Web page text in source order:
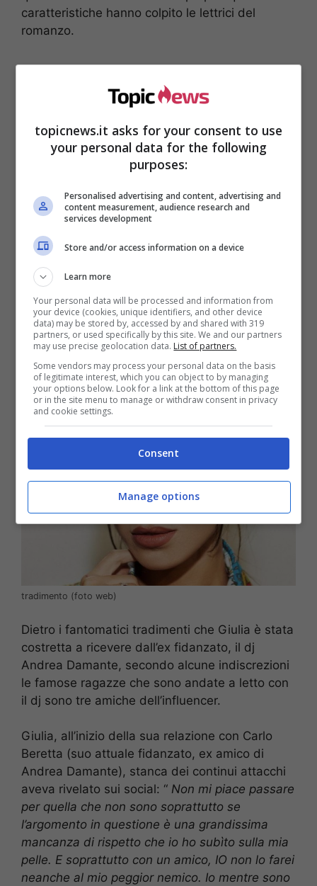
caratteristiche hanno colpito le lettrici del
romanzo.
Un altro step importante per Giulia è stato il film
Genitori vs influencer
scrittore Fabio Volo in onda su Sky. Ritornando
alla sua favola con Andrea Damante, ella è
stata tradita più volte con alcune sue amiche.
Il tradimento subito da
Giulia
tradimento (foto web)
Dietro i fantomatici tradimenti che Giulia è stata
costretta a ricevere dall’ex fidanzato, il dj
Andrea Damante, secondo alcune indiscrezioni
le famose ragazze che sono andate a letto con
il dj sono tre amiche dell’influencer.
Giulia, all’inizio della sua relazione con Carlo
Beretta (suo attuale fidanzato, ex amico di
Andrea Damante), stanca dei continui attacchi
aveva rivelato sui social: “ Non mi piace passare
per quella che non sono soprattutto se
l’argomento in questione è una grandissima
mancanza di rispetto che io ho subìto sulla mia
pelle. E soprattutto con un amico, IO non lo farei
neanche al mio peggior nemico. Io mentre sono
topicnews.it asks for your consent to use
your personal data for the following
purposes:
Personalised advertising and content, advertising and
content measurement, audience research and
services development
Store and/or access information on a device
Learn more
Your personal data will be processed and information from
your device (cookies, unique identifiers, and other device
data) may be stored by, accessed by and shared with 319
partners, or used specifically by this site. We and our partners
may use precise geolocation data. List of partners.
Some vendors may process your personal data on the basis
of legitimate interest, which you can object to by managing
your options below. Look for a link at the bottom of this page
or in the site menu to manage or withdraw consent in privacy
and cookie settings.
Consent
Manage options